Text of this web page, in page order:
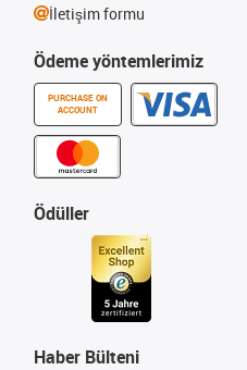
Ödeme yöntemlerimiz
PURCHASE ON
ACCOUNT
Ödüller
Haber Bülteni
İletişim formu